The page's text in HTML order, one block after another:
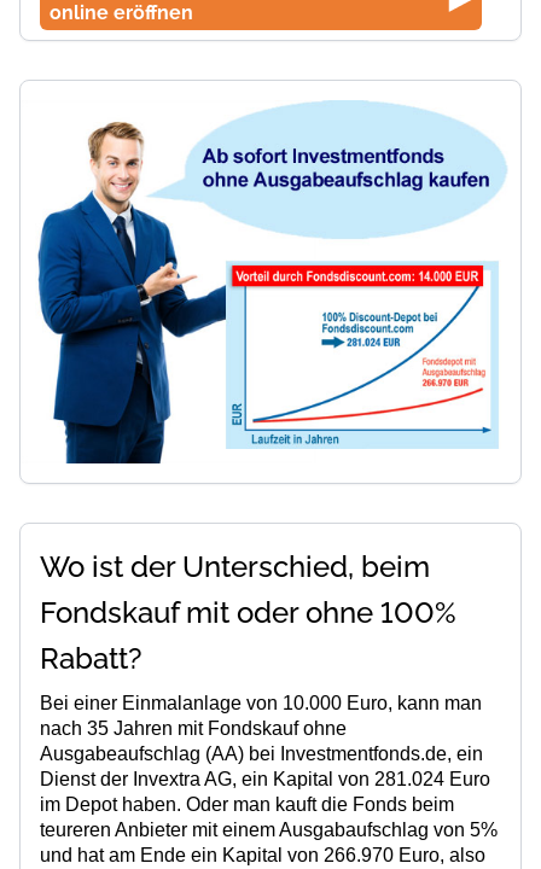
online eröffnen
Wo ist der Unterschied, beim
Fondskauf mit oder ohne 100%
Rabatt?
Bei einer Einmalanlage von 10.000 Euro, kann man
nach 35 Jahren mit Fondskauf ohne
Ausgabeaufschlag (AA) bei Investmentfonds.de, ein
Dienst der Invextra AG, ein Kapital von 281.024 Euro
im Depot haben. Oder man kauft die Fonds beim
teureren Anbieter mit einem Ausgabaufschlag von 5%
und hat am Ende ein Kapital von 266.970 Euro, also